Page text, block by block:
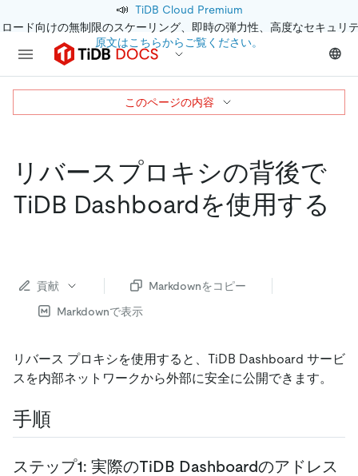
📣 TiDB Cloud Premium
ード向けの無制限のスケーリング、即時の弾力性、高度なセキュリ
原文はこちらからご覧ください。
リバースプロキシの背後で
TiDB Dashboardを使用する
貢献
Markdownをコピー
Markdownで表示
リバース プロキシを使用すると、TiDB Dashboard サービ
スを内部ネットワークから外部に安全に公開できます。
手順
ステップ1: 実際のTiDB Dashboardのアドレス
このページの内容